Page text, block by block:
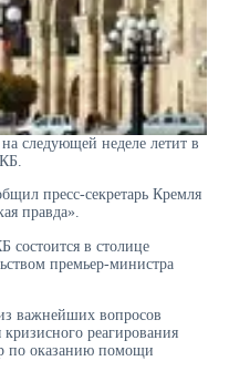
следующей неделе летит в
пресс-секретарь Кремля
правда».
состоится в столице
премьер-министра
важнейших вопросов
реагирования
по оказанию помощи